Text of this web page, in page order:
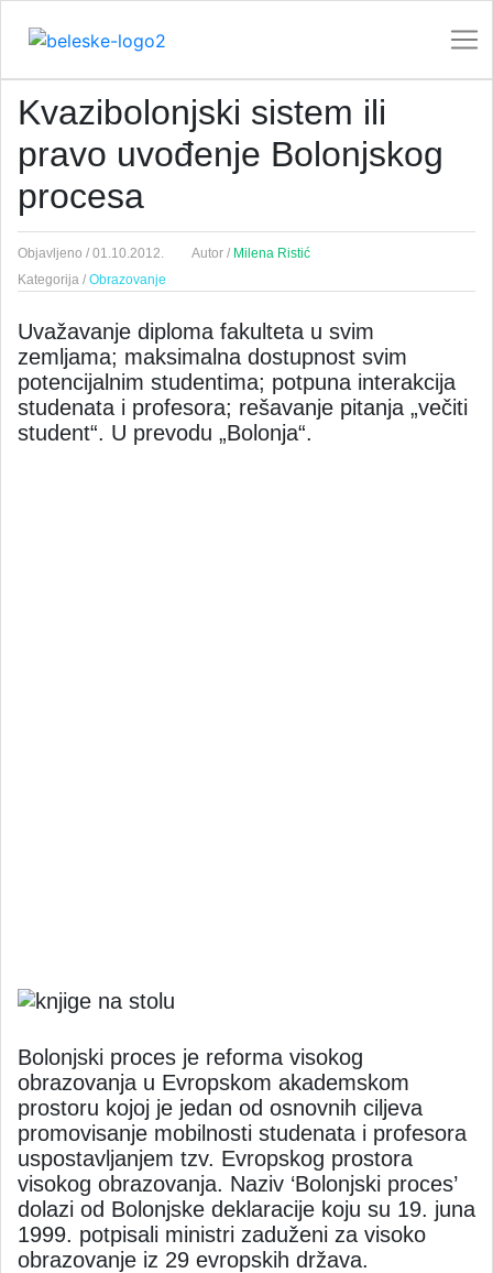
Kvazibolonjski sistem ili
pravo uvođenje Bolonjskog
procesa
Objavljeno / 01.10.2012. Autor / Milena Ristić
Kategorija / Obrazovanje
Uvažavanje diploma fakulteta u svim
zemljama; maksimalna dostupnost svim
potencijalnim studentima; potpuna interakcija
studenata i profesora; rešavanje pitanja „večiti
student“. U prevodu „Bolonja“.
Bolonjski proces je reforma visokog
obrazovanja u Evropskom akademskom
prostoru kojoj je jedan od osnovnih ciljeva
promovisanje mobilnosti studenata i profesora
uspostavljanjem tzv. Evropskog prostora
visokog obrazovanja. Naziv ‘Bolonjski proces’
dolazi od Bolonjske deklaracije koju su 19. juna
1999. potpisali ministri zaduženi za visoko
obrazovanje iz 29 evropskih država.